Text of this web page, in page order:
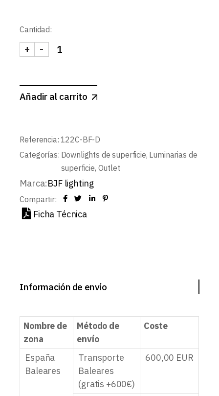
26,66 EUR.
21,33 EUR.
Cantidad:
DOWNLIGHT LED SUPERFICIE BLANCO MATE
-
+
Añadir al carrito
Referencia: 122C-BF-D
Categorías: Downlights de superficie, Luminarias de
superficie, Outlet
Marca:BJF lighting
Compartir:
Ficha Técnica
Información de envío
Nombre de
zona
Método de
envío
Coste
España
Baleares
Transporte
Baleares
(gratis +600€)
600,00 EUR